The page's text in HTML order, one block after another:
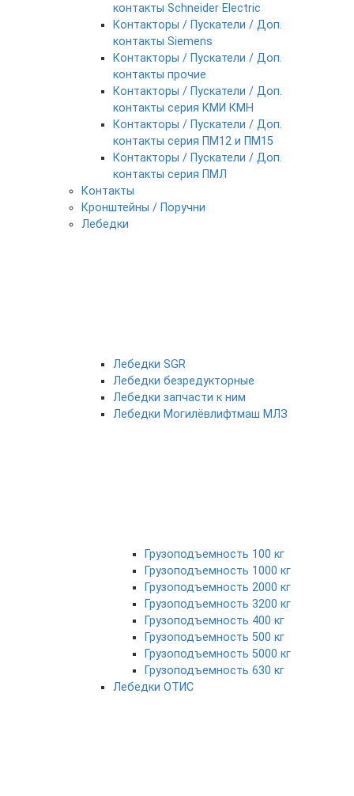
контакты Schneider Electric
Контакторы / Пускатели / Доп.
контакты Siemens
Контакторы / Пускатели / Доп.
контакты прочие
Контакторы / Пускатели / Доп.
контакты серия КМИ КМН
Контакторы / Пускатели / Доп.
контакты серия ПМ12 и ПМ15
Контакторы / Пускатели / Доп.
контакты серия ПМЛ
Контакты
Кронштейны / Поручни
Лебедки
Лебедки SGR
Лебедки безредукторные
Лебедки запчасти к ним
Лебедки Могилёвлифтмаш МЛЗ
Грузоподъемность 100 кг
Грузоподъемность 1000 кг
Грузоподъемность 2000 кг
Грузоподъемность 3200 кг
Грузоподъемность 400 кг
Грузоподъемность 500 кг
Грузоподъемность 5000 кг
Грузоподъемность 630 кг
Лебедки ОТИС